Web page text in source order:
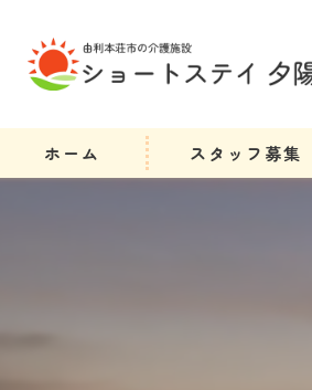
ホーム スタッフ募集